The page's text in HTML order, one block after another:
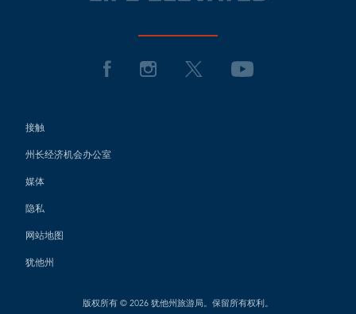
接触
州长经济机会办公室
媒体
隐私
网站地图
犹他州
版权所有 © 2026 犹他州旅游局。保留所有权利。